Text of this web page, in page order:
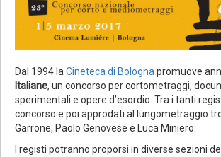
Dal 1994 laCineteca di Bolognapromuove
Italiane, un concorso per cortometraggi,
sperimentali e opere d’esordio. Tra i tanti
concorso e poi approdati al lungometraggio
Garrone, Paolo Genovese e Luca Miniero.
I registi potranno proporsi in diverse sezioni